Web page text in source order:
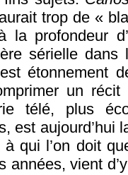
trop de «
la profondeur
sérielle dans
étonnement
un
télé, plus
est aujourd’hui
qui l’on doit
années, vient